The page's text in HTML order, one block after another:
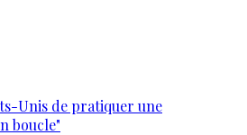
Unis de pratiquer une
boucle"